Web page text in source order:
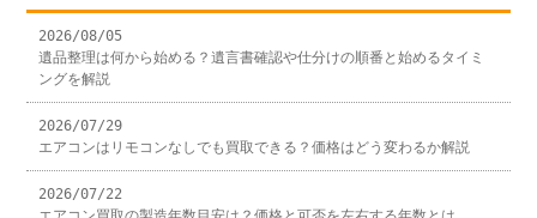
2026/08/05
遺品整理は何から始める？遺言書確認や仕分けの順番と始めるタイミ
ングを解説
2026/07/29
エアコンはリモコンなしでも買取できる？価格はどう変わるか解説
2026/07/22